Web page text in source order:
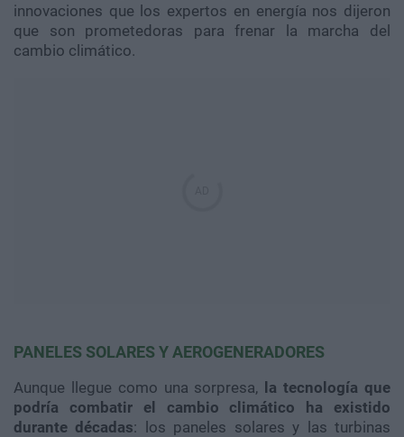
innovaciones que los expertos en energía nos dijeron
que son prometedoras para frenar la marcha del
cambio climático.
PANELES SOLARES Y AEROGENERADORES
Aunque llegue como una sorpresa,
la tecnología que
podría combatir el cambio climático ha existido
durante décadas: los paneles solares y las turbinas